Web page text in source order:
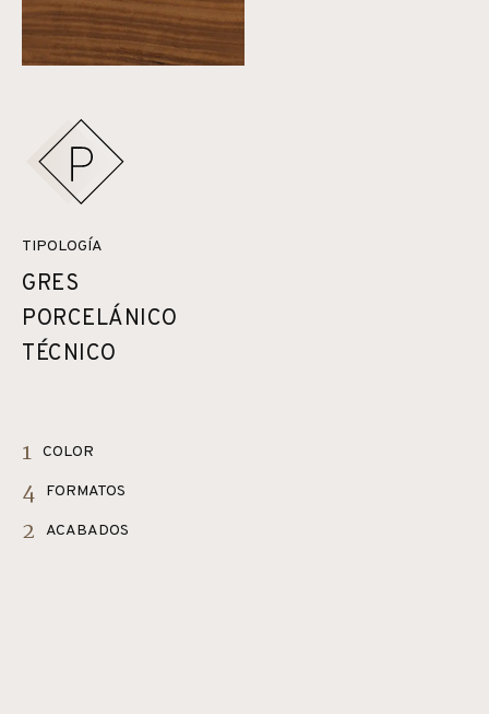
TIPOLOGÍA
GRES
PORCELÁNICO
TÉCNICO
1 COLOR
4 FORMATOS
2 ACABADOS